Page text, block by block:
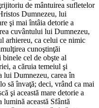
de mântuirea sufletelor
Dumnezeu, lui
şi mai întâia detorie a
cuvântului lui Dumnezeu,
arhiereu, ca celui ce nimic
cunoştinţăi
cel de obşte al
a căruia temeiul şi
lui Dumnezeu, carea în
să învaţă; deci, vrând ca mai
şi această mare detorie a
lumină această Sfântă